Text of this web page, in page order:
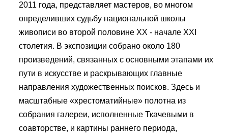
2011 года, представляет мастеров, во многом
определивших судьбу национальной школы
живописи во второй половине ХХ - начале XXI
столетия. В экспозиции собрано около 180
произведений, связанных с основными этапами их
пути в искусстве и раскрывающих главные
направления художественных поисков. Здесь и
масштабные «хрестоматийные» полотна из
собрания галереи, исполненные Ткачевыми в
соавторстве, и картины раннего периода,